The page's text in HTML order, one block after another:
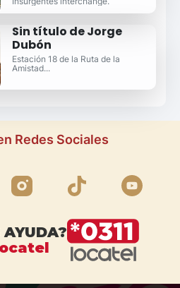
Sin título de Jorge
Dubón
Estación 18 de la Ruta de la
Amistad...
Redes Sociales
AYUDA?